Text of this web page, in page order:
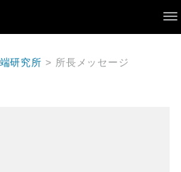
研究所 所長メッセージ